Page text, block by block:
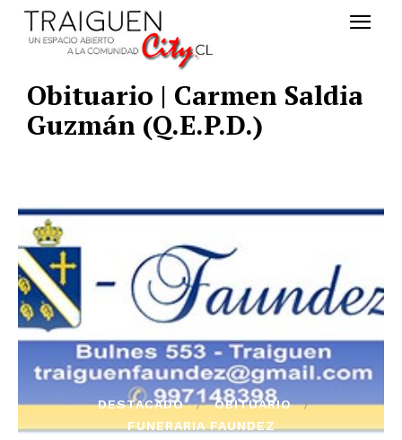
Obituario | Carmen Saldia
Guzmán (Q.E.P.D.)
DESTACADO
OBITUARIO
FUNERARIA FAUNDEZ